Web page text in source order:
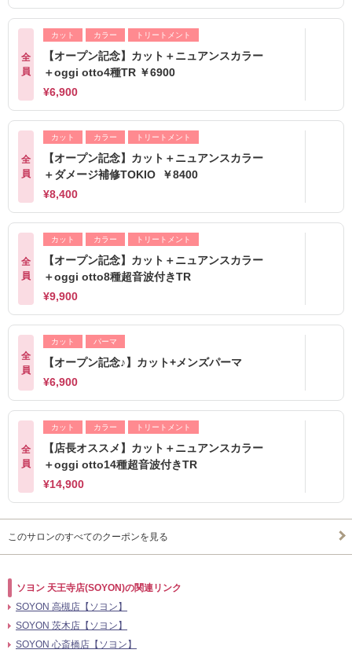
全
員
カット カラー トリートメント
【オープン記念】カット＋ニュアンスカラー
＋oggi otto4種TR ￥6900
¥6,900
全
員
カット カラー トリートメント
【オープン記念】カット＋ニュアンスカラー
＋ダメージ補修TOKIO ￥8400
¥8,400
全
員
カット カラー トリートメント
【オープン記念】カット＋ニュアンスカラー
＋oggi otto8種超音波付きTR
¥9,900
全
員
カット パーマ
【オープン記念♪】カット+メンズパーマ
¥6,900
全
員
カット カラー トリートメント
【店長オススメ】カット＋ニュアンスカラー
＋oggi otto14種超音波付きTR
¥14,900
このサロンのすべてのクーポンを見る
ソヨン 天王寺店(SOYON)の関連リンク
SOYON 高槻店【ソヨン】
SOYON 茨木店【ソヨン】
SOYON 心斎橋店【ソヨン】